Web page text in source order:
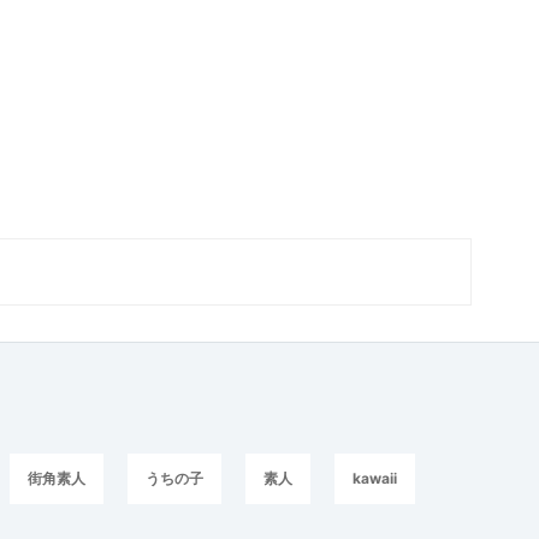
街角素人 うちの子 素人 kawaii